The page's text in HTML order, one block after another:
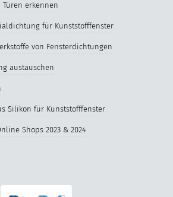
erkennen
für Kunststofffenster
von Fensterdichtungen
austauschen
Silikon für Kunststofffenster
Shops 2023 & 2024